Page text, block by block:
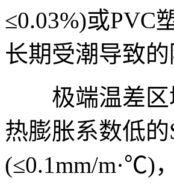
≤0.03%)或PVC
长期受潮导致
极端温差区
热膨胀系数低
(≤0.1mm/m·℃)